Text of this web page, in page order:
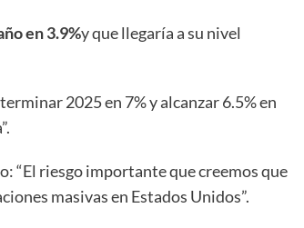
en 3.9%y que llegaría a su nivel
2025 en 7% y alcanzar 6.5% en
“El riesgo importante que creemos que
masivas en Estados Unidos”.